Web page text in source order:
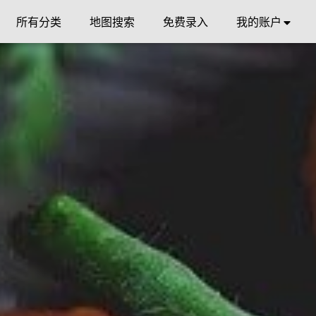
所有分类 地图搜索 免费录入 我的账户